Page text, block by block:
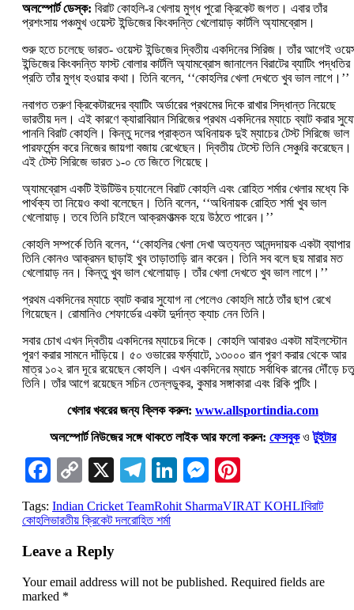
অলস্পোর্ট ডেস্ক: বিরাট কোহলি-র খেলায় মুগ্ধ পুরো ক্রিকেট জগত। এবার তাঁর
প্রশংসায় পঞ্চমুখ ওয়েস্ট ইন্ডিজের কিংবদন্তি খেলোয়াড় কার্টলি অ্যামব্রোস।
শুরু হতে চলেছে ভারত- ওয়েস্ট ইন্ডিজের দ্বিতীয় একদিনের সিরিজ। তাঁর আগেই
ইন্ডিজের কিংবদন্তি ফাস্ট বোলার কার্টলি অ্যামব্রোস জানালেন বিরাটের ব্যাটিং পদ্ধতির
প্রতি তাঁর মুগ্ধ হওয়ার কথা। তিনি বলেন, ‘‘কোহলির খেলা দেখতে খুব ভাল লাগে।’’
নবাগত তরুণ ক্রিকেটারদের ব্যাটিং অর্ডারের প্রথমের দিকে রাখার সিদ্ধান্ত নিয়েছে
ভারতীয় দল। এই কারণে ক্যারাবিয়ান সিরিজের প্রথম একদিনের ম্যাচে ব্যাট করার
পাননি বিরাট কোহলি। কিন্তু দলের প্রাক্তন অধিনায়ক দুই ম্যাচের টেস্ট সিরিজে ভাল
পারফর্মেন্স করে নিজের জায়গা বজায় রেখেছেন। দ্বিতীয় টেস্টে তিনি সেঞ্চুরি করেছেন।
এই টেস্ট সিরিজে ভারত ১-০ তে জিতে গিয়েছে।
অ্যামব্রোস একটি ইউটিউব চ্যানেলে বিরাট কোহলি এবং রোহিত শর্মার খেলার মধ্যে কি
পার্থক্য তা নিয়েও কথা বলেছেন। তিনি বলেন, ‘‘অধিনায়ক রোহিত শর্মা খুব ভাল
খেলোয়াড়। তবে তিনি চাইলে আক্রমণাত্মক হয়ে উঠতে পারেন।’’
কোহলি সম্পর্কে তিনি বলেন, ‘‘কোহলির খেলা দেখা অত্যন্ত আনন্দদায়ক একটা
তিনি কোনও আক্রমন ছাড়াই খুব তাড়াতাড়ি রান করেন। তিনি সব বলে ছয় মারার মত
খেলোয়াড় নন। কিন্তু খুব ভাল খেলোয়াড়। তাঁর খেলা দেখতে খুব ভাল লাগে।’’
প্রথম একদিনের ম্যাচে ব্যাট করার সুযোগ না পেলেও কোহলি মাঠে তাঁর ছাপ রেখে
গিয়েছেন। রোমানিও শেফার্ডের একটা দুর্দান্ত ক্যাচ নেন তিনি।
সবার চোখ এখন দ্বিতীয় একদিনের ম্যাচের দিকে। কোহলি আবারও একটা মাইলস্টোন
পূরণ করার সামনে দাঁড়িয়ে। ৫০ ওভারের ফর্ম্যাটে, ১৩০০০ রান পূরণ করার থেকে আর
মাত্র ১০২ রান দূরে রয়েছেন কোহলি। এখন একদিনের ম্যাচে সর্বাধিক রানের দৌঁড়ে
তিনি। তাঁর আগে রয়েছেন সচিন তেন্লডুকর, কুমার সঙ্গাকারা এবং রিকি পন্টিং।
খেলার খবরের জন্য ক্লিক করুন: www.allsportindia.com
অলস্পোর্ট নিউজের সঙ্গে থাকতে লাইক আর ফলো করুন: ফেসবুকওটুইটার
Facebook
Copy
Link
X Telegram
LinkedIn
Messenger
Tags: Indian Cricket TeamRohit SharmaVIRAT KOHLIবিরাট
কোহলিভারতীয় ক্রিকেট দলরোহিত শর্মা
Leave a Reply
Your email address will not be published. Required fields are
marked *